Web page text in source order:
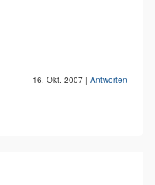
16. Okt. 2007 | Antworten